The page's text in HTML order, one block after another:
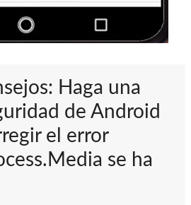
Haga una
de Android
el error
se ha